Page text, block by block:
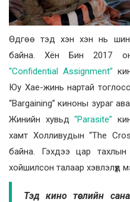
Өдгөө тэд хэн хэн нь
байна. Хён Бин 2017
“Confidential Assignment”
Юу Хае-жинь нартай
“Bargaining” киноны зураг
Жинийн хувьд“Parasite”
хамт Холливудын “The
байна. Гэхдээ цар
хойшилсон талаар хэвлэлүүд
Тэд кино төслийн